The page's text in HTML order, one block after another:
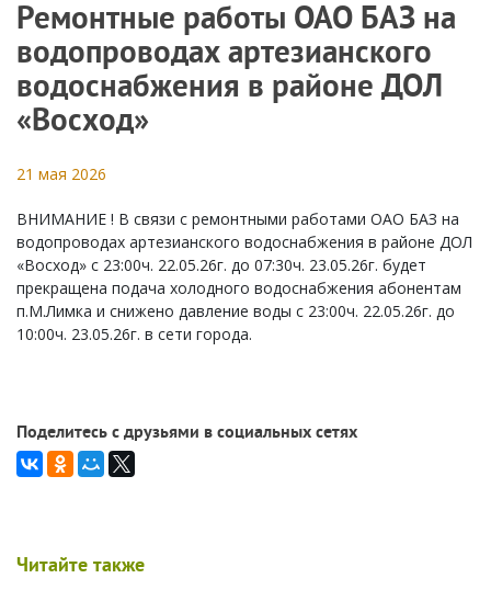
Ремонтные работы ОАО БАЗ на
водопроводах артезианского
водоснабжения в районе ДОЛ
«Восход»
21 мая 2026
ВНИМАНИЕ ! В связи с ремонтными работами ОАО БАЗ на
водопроводах артезианского водоснабжения в районе ДОЛ
«Восход» с 23:00ч. 22.05.26г. до 07:30ч. 23.05.26г. будет
прекращена подача холодного водоснабжения абонентам
п.М.Лимка и снижено давление воды с 23:00ч. 22.05.26г. до
10:00ч. 23.05.26г. в сети города.
Поделитесь с друзьями в социальных сетях
Читайте также